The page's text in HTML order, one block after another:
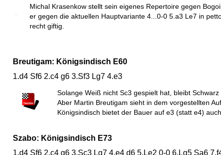
Michal Krasenkow stellt sein eigenes Repertoire gegen
er gegen die aktuellen Hauptvariante 4...0-0 5.a3 Le7 in
recht giftig.
Breutigam: Königsindisch E60
1.d4 Sf6 2.c4 g6 3.Sf3 Lg7 4.e3
Solange Weiß nicht Sc3 gespielt hat, bleibt
Aber Martin Breutigam sieht in dem vorgestellten
Königsindisch bietet der Bauer auf e3 (statt e4)
Szabo: Königsindisch E73
1.d4 Sf6 2.c4 g6 3.Sc3 Lg7 4.e4 d6 5.Le2 0-0 6.Lg5 Sa6